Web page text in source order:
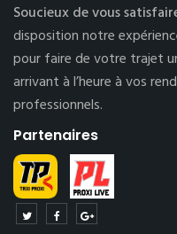
Soucieux de vous
disposition notre
pour faire de votre trajet
arrivant à l’heure à vos
professionnels.
Partenaires